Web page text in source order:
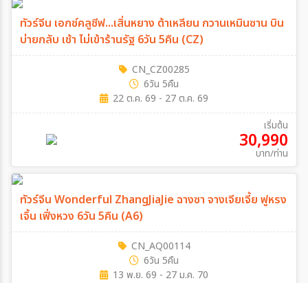
ทัวร์จีน เอกซ์คลูซีฟ...เสิ่นหยาง ต้าเหลียน กวานเหมินซาน บิน
บ่ายกลับ เช้า ไม่เข้าร้านรัฐ 6วัน 5คืน (CZ)
CN_CZ00285
6วัน 5คืน
22 ต.ค. 69 - 27 ต.ค. 69
เริ่มต้น
30,990
บาท/ท่าน
ทัวร์จีน Wonderful ZhangJiaJie ฉางซา จางเจียเจี้ย ฟูหรง
เจิ้น เฟิ่งหวง 6วัน 5คืน (A6)
CN_AQ00114
6วัน 5คืน
13 พ.ย. 69 - 27 ม.ค. 70